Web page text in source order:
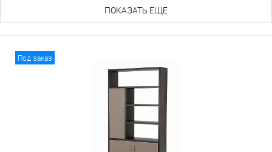
ПОКАЗАТЬ ЕЩЕ
Под заказ